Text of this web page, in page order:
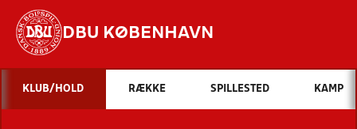
DBU KØBENHAVN
Hvad vil du søge efter?
INDHOLD OG NYHEDER
KLUB/HOLD RÆKKE SPILLESTED KAMP